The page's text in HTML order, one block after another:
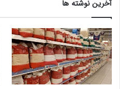
آخرین نوشته ها